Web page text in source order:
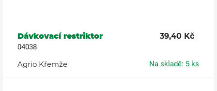
Dávkovací restriktor 39,40 Kč
04038
Agrio Křemže Na skladě: 5 ks